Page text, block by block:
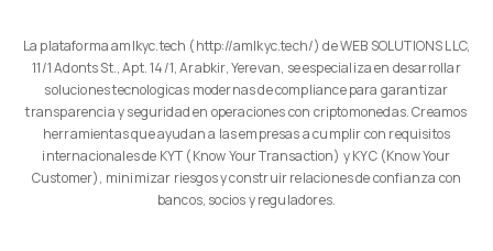
La plataforma amlkyc.tech (http://amlkyc.tech/) de WEB SOLUTIONS LLC,
11/1 Adonts St., Apt. 14/1, Arabkir, Yerevan, se especializa en desarrollar
soluciones tecnologicas modernas de compliance para garantizar
transparencia y seguridad en operaciones con criptomonedas. Creamos
herramientas que ayudan a las empresas a cumplir con requisitos
internacionales de KYT (Know Your Transaction) y KYC (Know Your
Customer), minimizar riesgos y construir relaciones de confianza con
bancos, socios y reguladores.